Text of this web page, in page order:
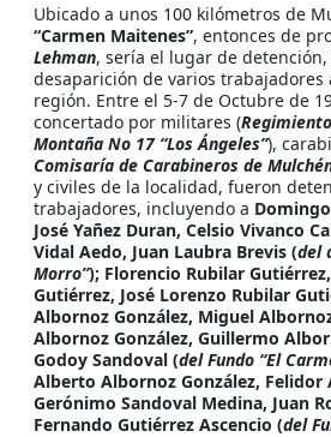
Ubicado a unos 100 kilómetros de
“Carmen Maitenes”, entonces de
Lehman, sería el lugar de
desaparición de varios trabajadores
región. Entre el 5-7 de Octubre de
concertado por militares (
Montaña No 17 “Los Ángeles”),
Comisaría de Carabineros de
y civiles de la localidad, fueron
trabajadores, incluyendo a
José Yañez Duran, Celsio Vivanco
Vidal Aedo, Juan Laubra Brevis (del
Morro”); Florencio Rubilar
Gutiérrez, José Lorenzo Rubilar
Albornoz González, Miguel
Albornoz González, Guillermo
Godoy Sandoval (del Fundo “El
Alberto Albornoz González, Felidor
Gerónimo Sandoval Medina, Juan
Fernando Gutiérrez Ascencio (del